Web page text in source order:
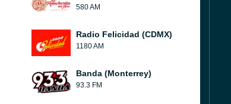
580 AM
Radio Felicidad (CDMX)
1180 AM
Banda (Monterrey)
93.3 FM